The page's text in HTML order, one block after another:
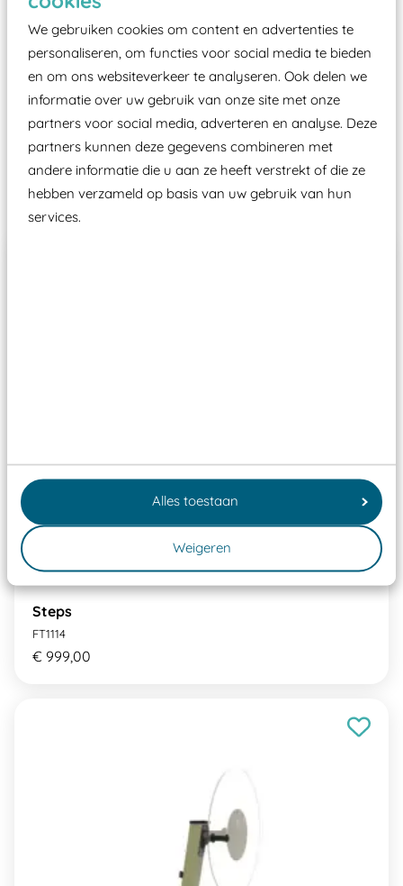
We gebruiken cookies om content en advertenties te
personaliseren, om functies voor social media te bieden
en om ons websiteverkeer te analyseren. Ook delen we
informatie over uw gebruik van onze site met onze
partners voor social media, adverteren en analyse. Deze
partners kunnen deze gegevens combineren met
andere informatie die u aan ze heeft verstrekt of die ze
hebben verzameld op basis van uw gebruik van hun
services.
Alles toestaan
Weigeren
aangewezen keuringsinstantie?
Wij ook speeltoestellen kunnen laten keuren zodat
ze toch binnen het Warenwetbesluit Attractie- en
Speeltoestellen vallen?
Past er goed bij
Steps
FT1114
€ 999,00